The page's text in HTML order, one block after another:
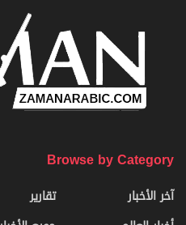
Browse by Category
آخر الأخبار
تقارير